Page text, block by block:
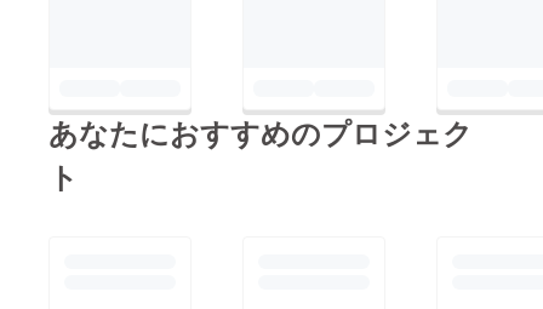
子も、来月の活動報告
あなたにおすすめのプロジェク
ト